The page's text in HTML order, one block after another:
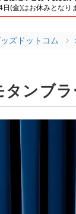
(金)はお休みとなり
ズドットコム
タンブ